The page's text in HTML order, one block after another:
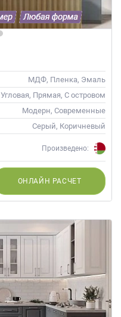
МДФ, Пленка, Эмаль
Угловая, Прямая, С островом
Модерн, Современные
Серый, Коричневый
Произведено:
ОНЛАЙН РАСЧЕТ